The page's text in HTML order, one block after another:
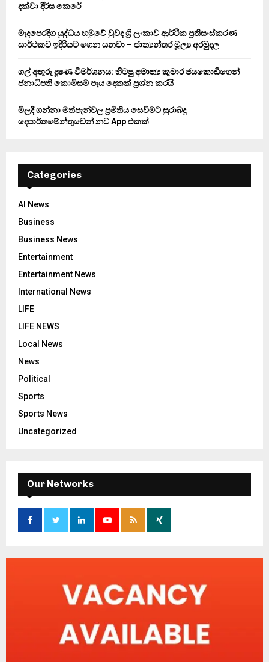
දක්වා දීර්ඝ කෙරේ
මැදපෙරදිග යුද්ධය හමුවේ වුවද ශ්‍රී ලංකාව ආර්ථික ප්‍රතිසංස්කරණ
සාර්ථකව ඉදිරියට ගෙන යනවා – ජාත්‍යන්තර මූල්‍ය අරමුදල
ගල් අඟුරු දූෂණ විමර්ශනය: හිටපු අමාත්‍ය කුමාර ජයකොඩිගෙන්
ජනාධිපති කොමිසම පැය දෙකක් ප්‍රශ්න කරයි
මිලදී ගන්නා මත්පැන්වල ප්‍රමිතිය සෙවීමට සුරාබදු
දෙපාර්තමේන්තුවෙන් නව App එකක්
Categories
AI News
Business
Business News
Entertainment
Entertainment News
International News
LIFE
LIFE NEWS
Local News
News
Political
Sports
Sports News
Uncategorized
Our Networks